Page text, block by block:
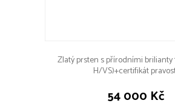
Zlatý prsten s přírodními brilianty
H/VS)+certifikát
54 000 Kč